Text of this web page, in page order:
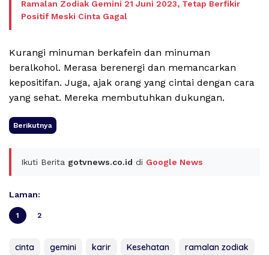
Ramalan Zodiak Gemini 21 Juni 2023, Tetap Berfikir
Positif Meski Cinta Gagal
Kurangi minuman berkafein dan minuman
beralkohol. Merasa berenergi dan memancarkan
kepositifan. Juga, ajak orang yang cintai dengan cara
yang sehat. Mereka membutuhkan dukungan.
Berikutnya
Ikuti Berita gotvnews.co.id di Google News
Laman:
1 2
cinta gemini karir Kesehatan ramalan zodiak